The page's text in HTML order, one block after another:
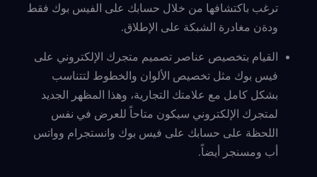
ترغب باكتشافها من خلال حسابك على الفيس بوك فقط
ودةن مغادرة الشبكة على الإطلاق.
القيام بتخصيص عناصر تصميم متجرك الإلكتروني على
فيس بوك مثل تخصيص الألوان والخطوط لتتناسب
بشكل كامل مع علامتك التجارية، وهذا المظهر الجديد
لمتجرك الإلكتروني سيكون متاحاً للعرض في نفس
اللحظة على حسابك على فيس بوك وانستجرام وواتس
أب ومسنجر أيضاً.